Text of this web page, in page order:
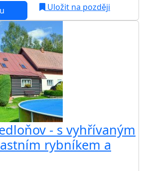
Uložit na později
- s vyhřívaným
rybníkem a